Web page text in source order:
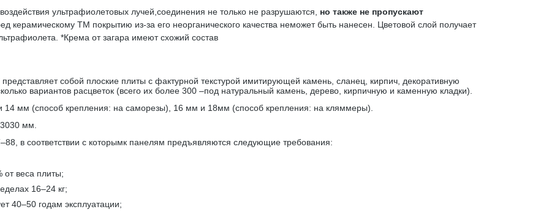
ультрафиолетовых лучей,соединения не только не разрушаются, но также не пропускают
керамическому TM покрытию из-за его неорганического качества неможет быть нанесен. Цветовой слой получает
*Крема от загара имеют схожий состав
собой плоские плиты с фактурной текстурой имитирующей камень, сланец, кирпич, декоративную
вариантов расцветок (всего их более 300 –под натуральный камень, дерево, кирпичную и каменную кладки).
мм (способ крепления: на саморезы), 16 мм и 18мм (способ крепления: на кляммеры).
мм.
в соответствии с которымк панелям предъявляются следующие требования:
от веса плиты;
16–24 кг;
40–50 годам эксплуатации;